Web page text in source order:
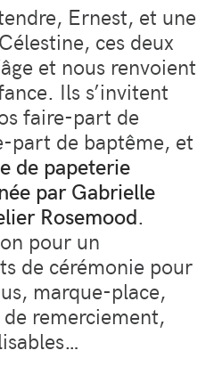
Ernest, et une
ces deux
et nous renvoient
Ils s’invitent
faire-part de
part de baptême, et
de papeterie
par Gabrielle
Rosemood.
pour un
de cérémonie pour
marque-place,
remerciement,